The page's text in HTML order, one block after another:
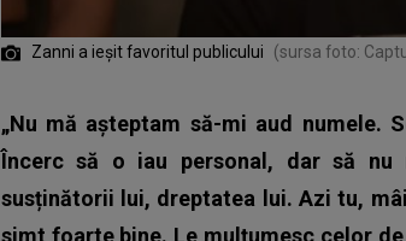
Zanni a ieșit favoritul publicului (sursa foto:
„Nu mă așteptam să-mi aud
Încerc să o iau personal, dar să nu
susținătorii lui, dreptatea lui. Azi tu,